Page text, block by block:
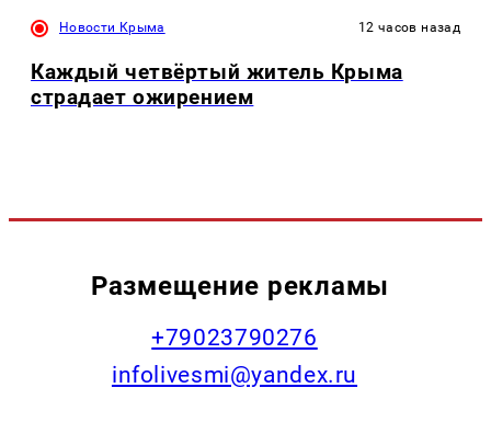
Новости Крыма 12 часов назад
Каждый четвёртый житель Крыма
страдает ожирением
Размещение рекламы
+79023790276
infolivesmi@yandex.ru